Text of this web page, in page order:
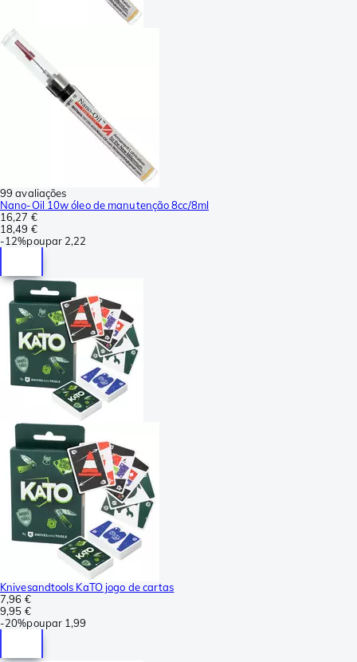
99 avaliações
Nano-Oil 10w óleo de manutenção 8cc/8ml
16,27 €
18,49 €
-12%poupar 2,22
Knivesandtools KaTO jogo de cartas
7,96 €
9,95 €
-20%poupar 1,99